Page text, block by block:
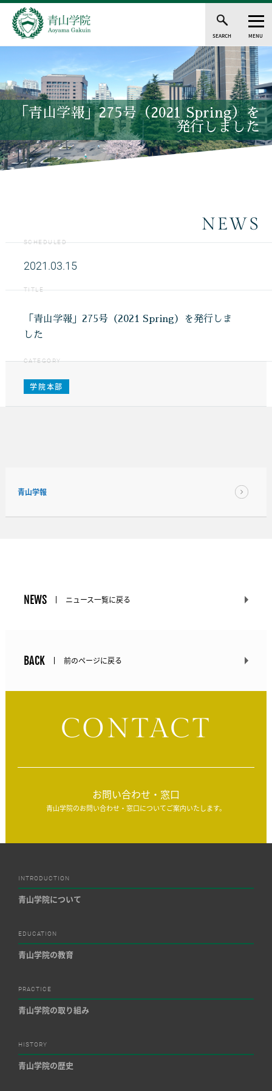
SEARCH MENU
「青山学報」275号（2021 Spring）を
発行しました
NEWS
SCHEDULED
2021.03.15
TITLE
「青山学報」275号（2021 Spring）を発行しま
した
CATEGORY
学院本部
青山学報
NEWS ニュース一覧に戻る
BACK 前のページに戻る
CONTACT
お問い合わせ・窓口
青山学院のお問い合わせ・窓口についてご案内いたします。
INTRODUCTION
青山学院について
EDUCATION
青山学院の教育
PRACTICE
青山学院の取り組み
HISTORY
青山学院の歴史